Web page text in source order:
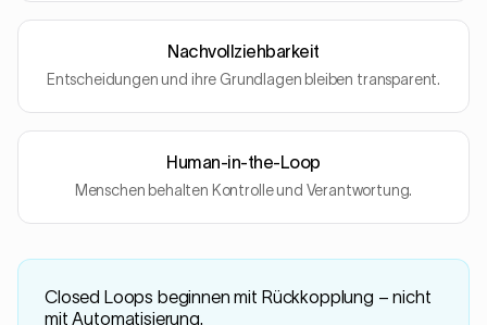
Nachvollziehbarkeit
Entscheidungen und ihre Grundlagen bleiben transparent.
Human-in-the-Loop
Menschen behalten Kontrolle und Verantwortung.
Closed Loops beginnen mit Rückkopplung – nicht
mit Automatisierung.